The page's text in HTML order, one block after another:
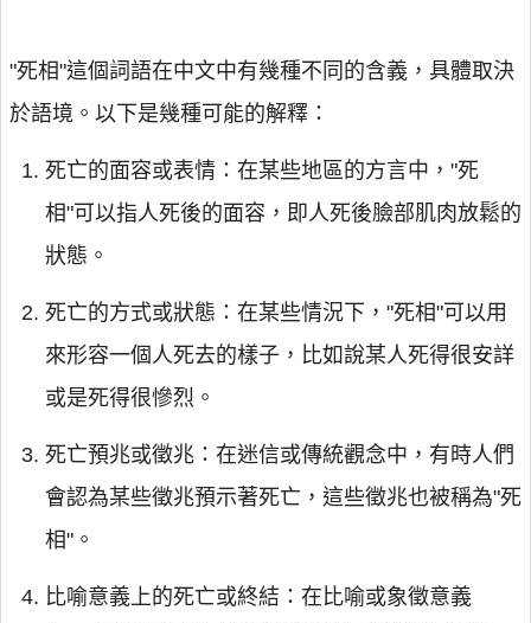
"死相"這個詞語在中文中有幾種不同的含義，具體取決
於語境。以下是幾種可能的解釋：
死亡的面容或表情：在某些地區的方言中，"死
相"可以指人死後的面容，即人死後臉部肌肉放鬆的
狀態。
死亡的方式或狀態：在某些情況下，"死相"可以用
來形容一個人死去的樣子，比如說某人死得很安詳
或是死得很慘烈。
死亡預兆或徵兆：在迷信或傳統觀念中，有時人們
會認為某些徵兆預示著死亡，這些徵兆也被稱為"死
相"。
比喻意義上的死亡或終結：在比喻或象徵意義